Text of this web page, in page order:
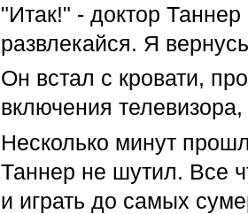
"Итак!" - доктор
развлекайся. Я
Он встал с кровати,
включения
Несколько минут
Таннер не шутил. Все
и играть до самых